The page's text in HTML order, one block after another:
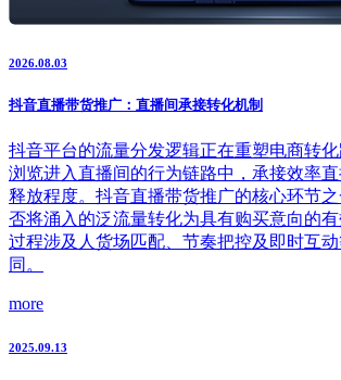
2026.08.03
抖音直播带货推广：直播间承接转化机制
抖音平台的流量分发逻辑正在重塑电商转
浏览进入直播间的行为链路中，承接效率
释放程度。抖音直播带货推广的核心环节
否将涌入的泛流量转化为具有购买意向的
过程涉及人货场匹配、节奏把控及即时互
同。
more
2025.09.13